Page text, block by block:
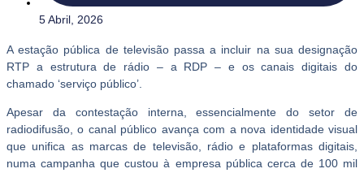
5 Abril, 2026
A estação pública de televisão passa a incluir na sua designação
RTP a estrutura de rádio – a RDP – e os canais digitais do
chamado ‘serviço público’.
Apesar da contestação interna, essencialmente do setor de
radiodifusão, o canal público avança com a nova identidade visual
que unifica as marcas de televisão, rádio e plataformas digitais,
numa campanha que custou à empresa pública cerca de 100 mil